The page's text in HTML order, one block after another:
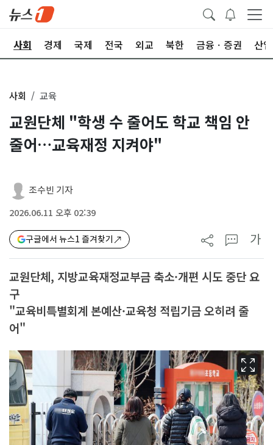
사회 경제 국제 전국 외교 북한 금융ㆍ증권 산업
사회 교육
교원단체 "학생 수 줄어도 학교 책임 안
줄어…교육재정 지켜야"
조수빈 기자
2026.06.11 오후 02:39
구글에서 뉴스1 즐겨찾기 가
교원단체, 지방교육재정교부금 축소·개편 시도 중단 요
구
"교육비특별회계 본예산·교육청 적립기금 오히려 줄
어"